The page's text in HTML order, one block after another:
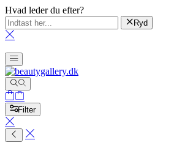
Hvad leder du efter?
Ryd
Filter